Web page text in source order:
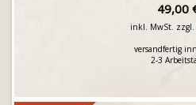
49,00
inkl. MwSt. zzgl.
versandfertig
2-3